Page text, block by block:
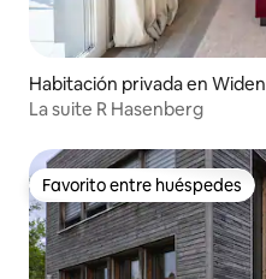
Habitación privada en Widen
La suite R Hasenberg
Favorito entre huéspedes
Favorito entre huéspedes